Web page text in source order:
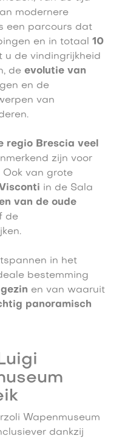
modernere
een parcours dat
en in totaal 10
u de vindingrijkheid
de evolutie van
en de
van
regio Brescia veel
zijn voor
van grote
in de Sala
van de oude
de
in het
bestemming
en van waaruit
panoramisch
Wapenmuseum
dankzij